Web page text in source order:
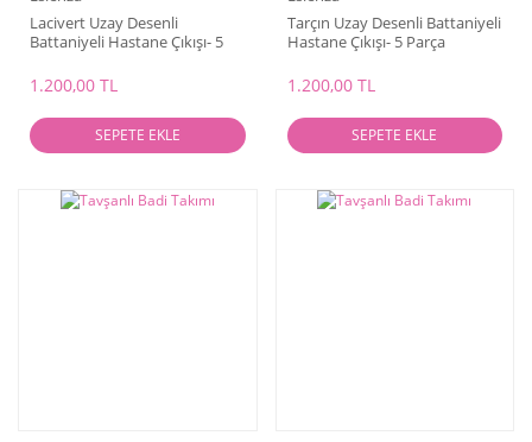
Lacivert Uzay Desenli
Battaniyeli Hastane Çıkışı- 5
1.200,00 TL
SEPETE EKLE
Tarçın Uzay Desenli Battaniyeli
Hastane Çıkışı- 5 Parça
1.200,00 TL
SEPETE EKLE